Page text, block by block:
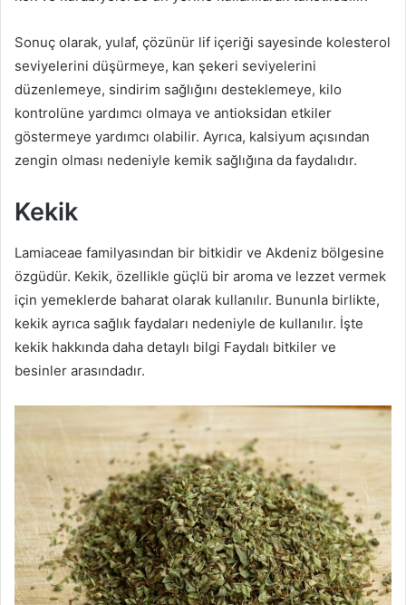
Sonuç olarak, yulaf, çözünür lif içeriği sayesinde kolesterol
seviyelerini düşürmeye, kan şekeri seviyelerini
düzenlemeye, sindirim sağlığını desteklemeye, kilo
kontrolüne yardımcı olmaya ve antioksidan etkiler
göstermeye yardımcı olabilir. Ayrıca, kalsiyum açısından
zengin olması nedeniyle kemik sağlığına da faydalıdır.
Kekik
Lamiaceae familyasından bir bitkidir ve Akdeniz bölgesine
özgüdür. Kekik, özellikle güçlü bir aroma ve lezzet vermek
için yemeklerde baharat olarak kullanılır. Bununla birlikte,
kekik ayrıca sağlık faydaları nedeniyle de kullanılır. İşte
kekik hakkında daha detaylı bilgi Faydalı bitkiler ve
besinler arasındadır.